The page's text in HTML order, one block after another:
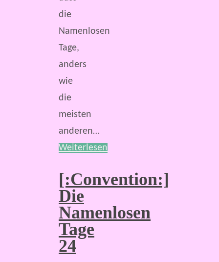
die
Namenlosen
Tage,
anders
wie
die
meisten
anderen…
Weiterlesen
[:Convention:]
Die
Namenlosen
Tage
24